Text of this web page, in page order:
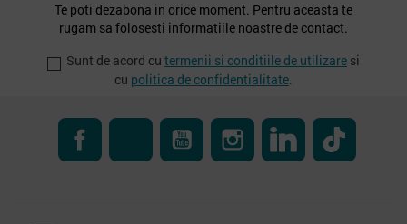
Te poti dezabona in orice moment. Pentru aceasta te
rugam sa folosesti informatiile noastre de contact.
Sunt de acord cu termenii si conditiile de utilizare si
cu politica de confidentialitate.
FacebookRSS YouTube InstagramLinkedIn